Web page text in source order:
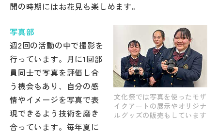
サイトマップ
運営会社
開の時期にはお花見も楽しめます。
文化祭では写真を使ったモザ
イクアートの展示やオリジナ
ルグッズの販売もしています
写真部
週2回の活動の中で撮影を
行っています。月に1回部
員同士で写真を評価し合
う機会もあり、自分の感
情やイメージを写真で表
現できるよう技術を磨き
合っています。毎年夏に